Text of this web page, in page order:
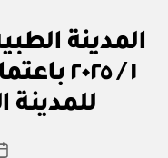
التصنيفات
المدينة
١ /
للمدينة